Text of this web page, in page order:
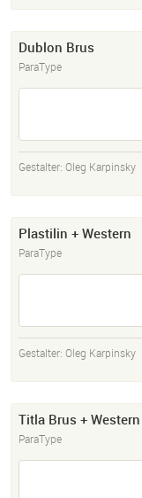
Dublon Brus
ParaType
Gestalter: Oleg Karpinsky
Plastilin + Western
ParaType
Gestalter: Oleg Karpinsky
Titla Brus + Western
ParaType